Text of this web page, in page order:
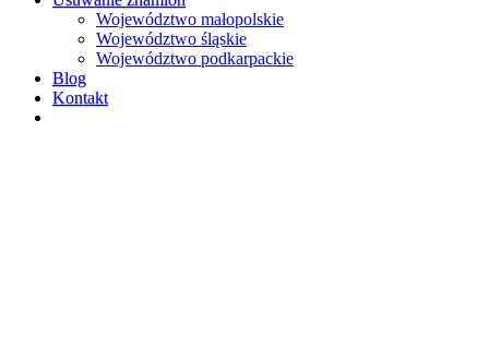
Województwo małopolskie
Województwo śląskie
Województwo podkarpackie
Blog
Kontakt